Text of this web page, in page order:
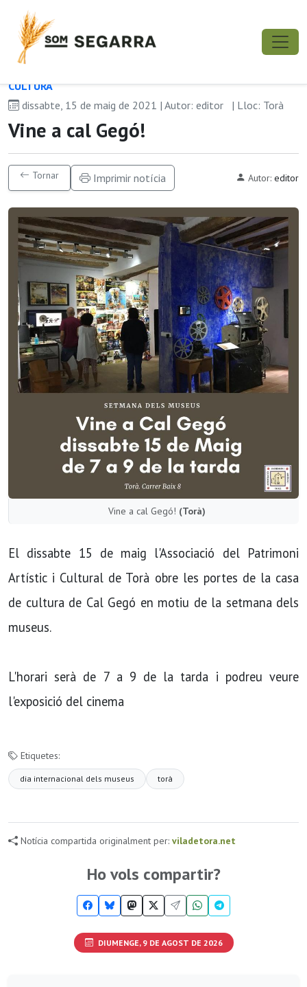
CULTURA
dissabte, 15 de maig de 2021 | Autor: editor
| Lloc: Torà
Vine a cal Gegó!
Tornar Imprimir notícia Autor: editor
Vine a cal Gegó! (Torà)
El dissabte 15 de maig l'Associació del Patrimoni
Artístic i Cultural de Torà obre les portes de la casa
de cultura de Cal Gegó en motiu de la setmana dels
museus.
L'horari serà de 7 a 9 de la tarda i podreu veure
l'exposició del cinema
Etiquetes:
dia internacional dels museus torà
Notícia compartida originalment per: viladetora.net
Ho vols compartir?
DIUMENGE, 9 DE AGOST DE 2026